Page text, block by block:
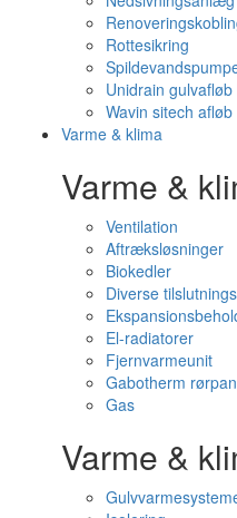
Rottesikring
Unidrain
Wavin sitech afløb
Varme & klima
Varme &
Ventilation
Aftræksløsninger
Biokedler
Diverse
El-radiatorer
Fjernvarmeunit
Gabotherm
Gas
Varme &